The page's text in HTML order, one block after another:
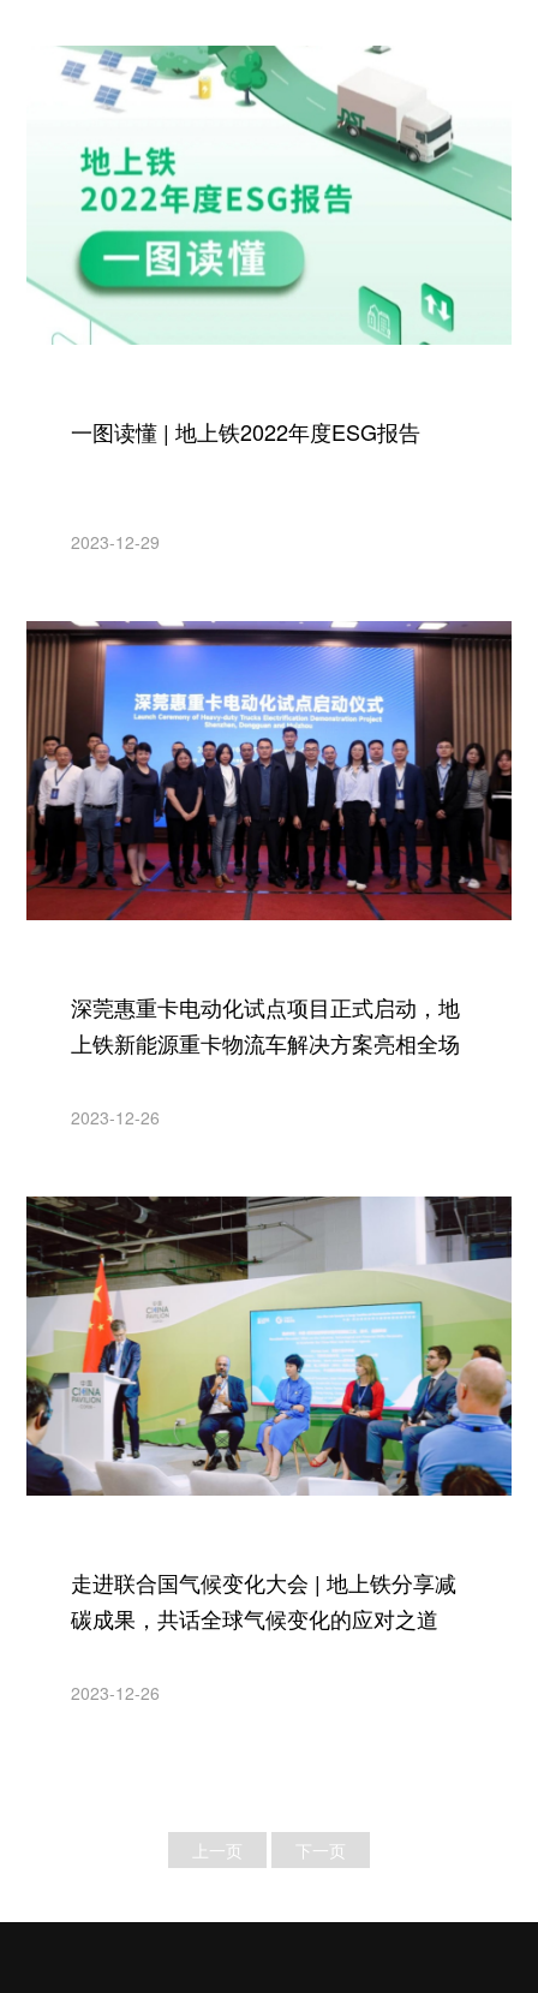
一图读懂 | 地上铁2022年度ESG报告
2023-12-29
深莞惠重卡电动化试点项目正式启动，地
上铁新能源重卡物流车解决方案亮相全场
2023-12-26
走进联合国气候变化大会 | 地上铁分享减
碳成果，共话全球气候变化的应对之道
2023-12-26
上一页 下一页